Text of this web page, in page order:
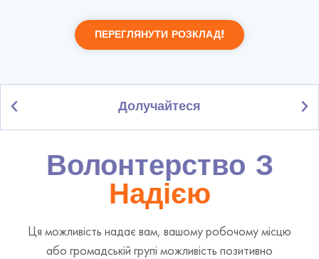
ПЕРЕГЛЯНУТИ РОЗКЛАД!
Долучайтеся
Волонтерство З
Надією
Ця можливість надає вам, вашому робочому місцю
або громадській групі можливість позитивно